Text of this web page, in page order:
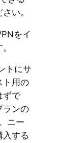
い。
をイ
トにサ
ト用の
ずで
ランの
ニー
入する